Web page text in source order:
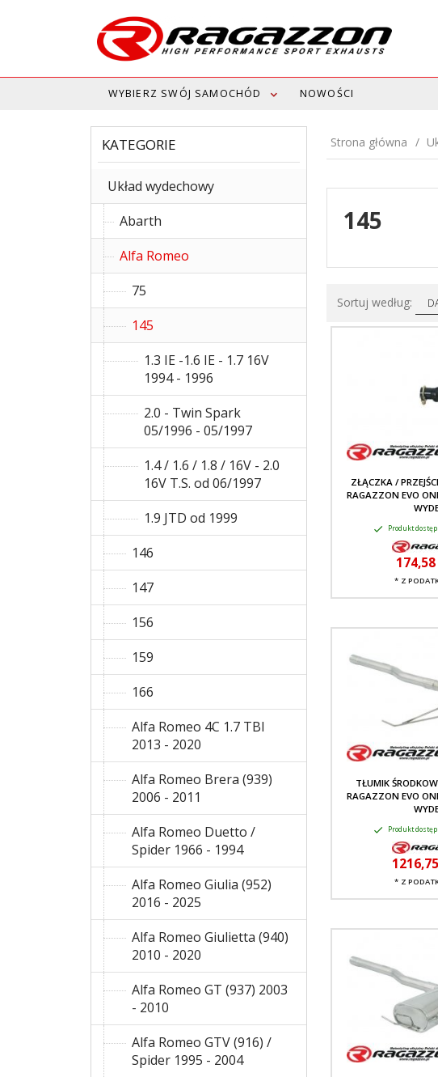
WYBIERZ SWÓJ SAMOCHÓD NOWOŚCI
KATEGORIE
Układ wydechowy
Abarth
Alfa Romeo
75
145
1.3 IE -1.6 IE - 1.7 16V
1994 - 1996
2.0 - Twin Spark
05/1996 - 05/1997
1.4 / 1.6 / 1.8 / 16V - 2.0
16V T.S. od 06/1997
1.9 JTD od 1999
146
147
156
159
166
Alfa Romeo 4C 1.7 TBI
2013 - 2020
Alfa Romeo Brera (939)
2006 - 2011
Alfa Romeo Duetto /
Spider 1966 - 1994
Alfa Romeo Giulia (952)
2016 - 2025
Alfa Romeo Giulietta (940)
2010 - 2020
Alfa Romeo GT (937) 2003
- 2010
Alfa Romeo GTV (916) /
Spider 1995 - 2004
Strona główna
145
Sortuj według: sort
ZŁĄCZKA /
RAGAZZON EVO
Produkt
174,58
* Z
TŁUMIK
RAGAZZON EVO
Produkt
1216,75
* Z